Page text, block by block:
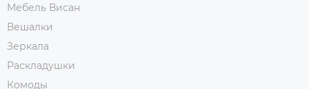
Мебель Висан
Вешалки
Зеркала
Раскладушки
Комоды